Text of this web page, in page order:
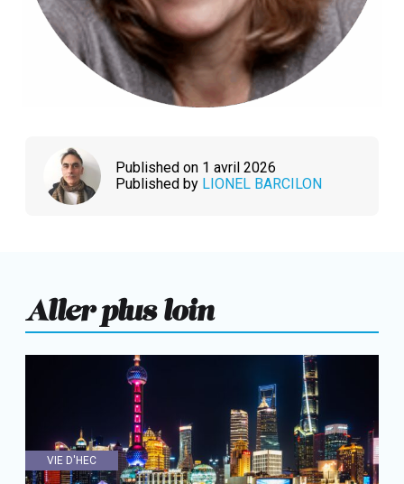
Published on 1 avril 2026
Published by LIONEL BARCILON
Aller plus loin
VIE D'HEC